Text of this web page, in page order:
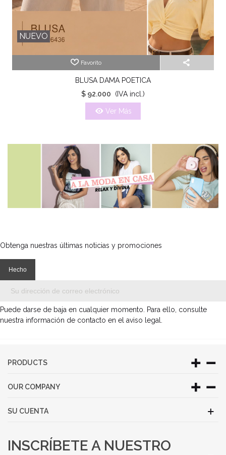
NUEVO
Favorito
BLUSA DAMA POETICA
$ 92.000
(IVA incl.)
Ver Más
Obtenga nuestras últimas noticias y promociones
Puede darse de baja en cualquier momento. Para ello, consulte
nuestra información de contacto en el aviso legal.
PRODUCTS
OUR COMPANY
SU CUENTA
INSCRÍBETE A NUESTRO